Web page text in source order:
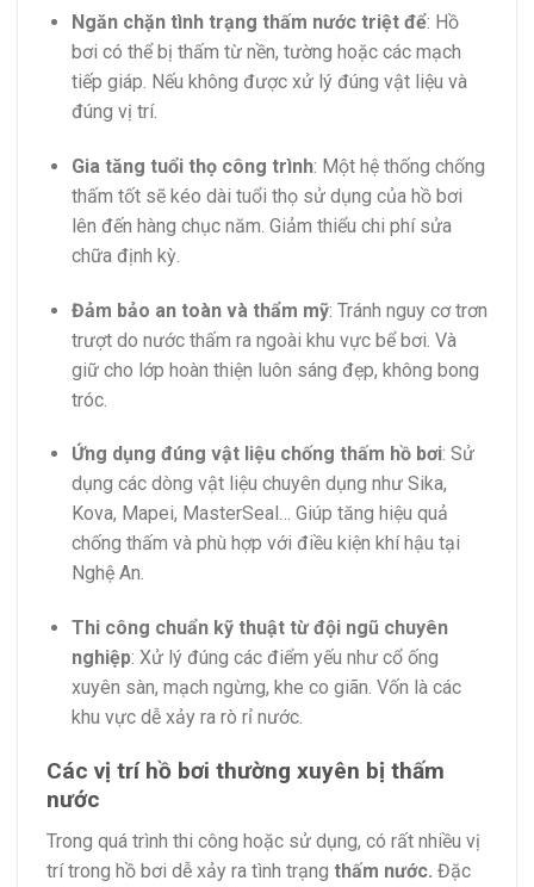
Ngăn chặn tình trạng thấm nước triệt để: Hồ
bơi có thể bị thấm từ nền, tường hoặc các mạch
tiếp giáp. Nếu không được xử lý đúng vật liệu và
đúng vị trí.
Gia tăng tuổi thọ công trình: Một hệ thống chống
thấm tốt sẽ kéo dài tuổi thọ sử dụng của hồ bơi
lên đến hàng chục năm. Giảm thiểu chi phí sửa
chữa định kỳ.
Đảm bảo an toàn và thẩm mỹ: Tránh nguy cơ trơn
trượt do nước thấm ra ngoài khu vực bể bơi. Và
giữ cho lớp hoàn thiện luôn sáng đẹp, không bong
tróc.
Ứng dụng đúng vật liệu chống thấm hồ bơi: Sử
dụng các dòng vật liệu chuyên dụng như Sika,
Kova, Mapei, MasterSeal… Giúp tăng hiệu quả
chống thấm và phù hợp với điều kiện khí hậu tại
Nghệ An.
Thi công chuẩn kỹ thuật từ đội ngũ chuyên
nghiệp: Xử lý đúng các điểm yếu như cổ ống
xuyên sàn, mạch ngừng, khe co giãn. Vốn là các
khu vực dễ xảy ra rò rỉ nước.
Các vị trí hồ bơi thường xuyên bị thấm
nước
Trong quá trình thi công hoặc sử dụng, có rất nhiều vị
trí trong hồ bơi dễ xảy ra tình trạng thấm nước. Đặc